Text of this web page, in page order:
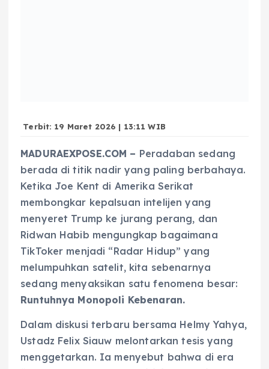
Terbit: 19 Maret 2026 | 13:11 WIB
MADURAEXPOSE.COM – Peradaban sedang
berada di titik nadir yang paling berbahaya.
Ketika Joe Kent di Amerika Serikat
membongkar kepalsuan intelijen yang
menyeret Trump ke jurang perang, dan
Ridwan Habib mengungkap bagaimana
TikToker menjadi “Radar Hidup” yang
melumpuhkan satelit, kita sebenarnya
sedang menyaksikan satu fenomena besar:
Runtuhnya Monopoli Kebenaran.
Dalam diskusi terbaru bersama Helmy Yahya,
Ustadz Felix Siauw melontarkan tesis yang
menggetarkan. Ia menyebut bahwa di era